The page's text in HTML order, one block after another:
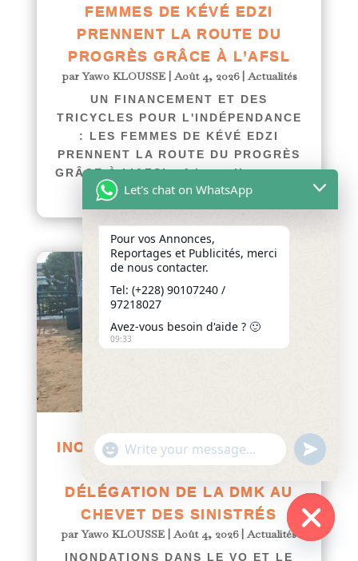
FEMMES DE KÉVÉ EDZI
PRENNENT LA ROUTE DU
PROGRÈS GRÂCE À L’AFSL
parYawo KLOUSSE| Août 4, 2026| Actualités
UN FINANCEMENT ET DES
TRICYCLES POUR L'INDÉPENDANCE
: LES FEMMES DE KÉVÉ EDZI
PRENNENT LA ROUTE DU PROGRÈS
GRÂCE À L’AFSL afriquenligne.tg...
lire plus
INONDATIONS DANS LE VO ET
LE BAS-MONO : UNE
DÉLÉGATION DE LA DMK AU
CHEVET DES SINISTRÉS
parYawo KLOUSSE |Août 4, 2026|Actualités
INONDATIONS DANS LE VO ET LE
Let's chat on WhatsApp
Pour vos Annonces,
Reportages et Publicités, merci
de nous contacter.
Tel: (+228) 90107240 /
97218027
Avez-vous besoin d'aide ? 🙂
09:33
"+chaty_settings.lang.emoji_picker+"
WhatsApp
undefined